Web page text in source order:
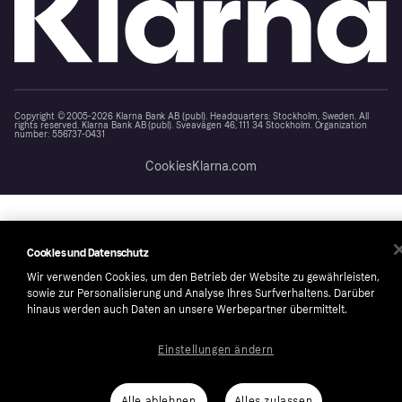
Copyright © 2005-2026 Klarna Bank AB (publ). Headquarters: Stockholm, Sweden. All
rights reserved. Klarna Bank AB (publ). Sveavägen 46, 111 34 Stockholm. Organization
number: 556737-0431
CookiesKlarna.com
Cookies und Datenschutz
Wir verwenden Cookies, um den Betrieb der Website zu gewährleisten,
sowie zur Personalisierung und Analyse Ihres Surfverhaltens. Darüber
hinaus werden auch Daten an unsere Werbepartner übermittelt.
Einstellungen ändern